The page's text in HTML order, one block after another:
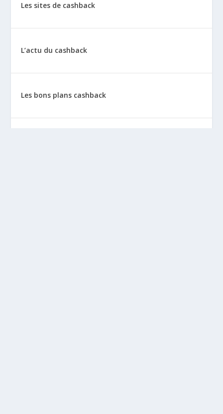
Les sites de cashback
L’actu du cashback
Les bons plans cashback